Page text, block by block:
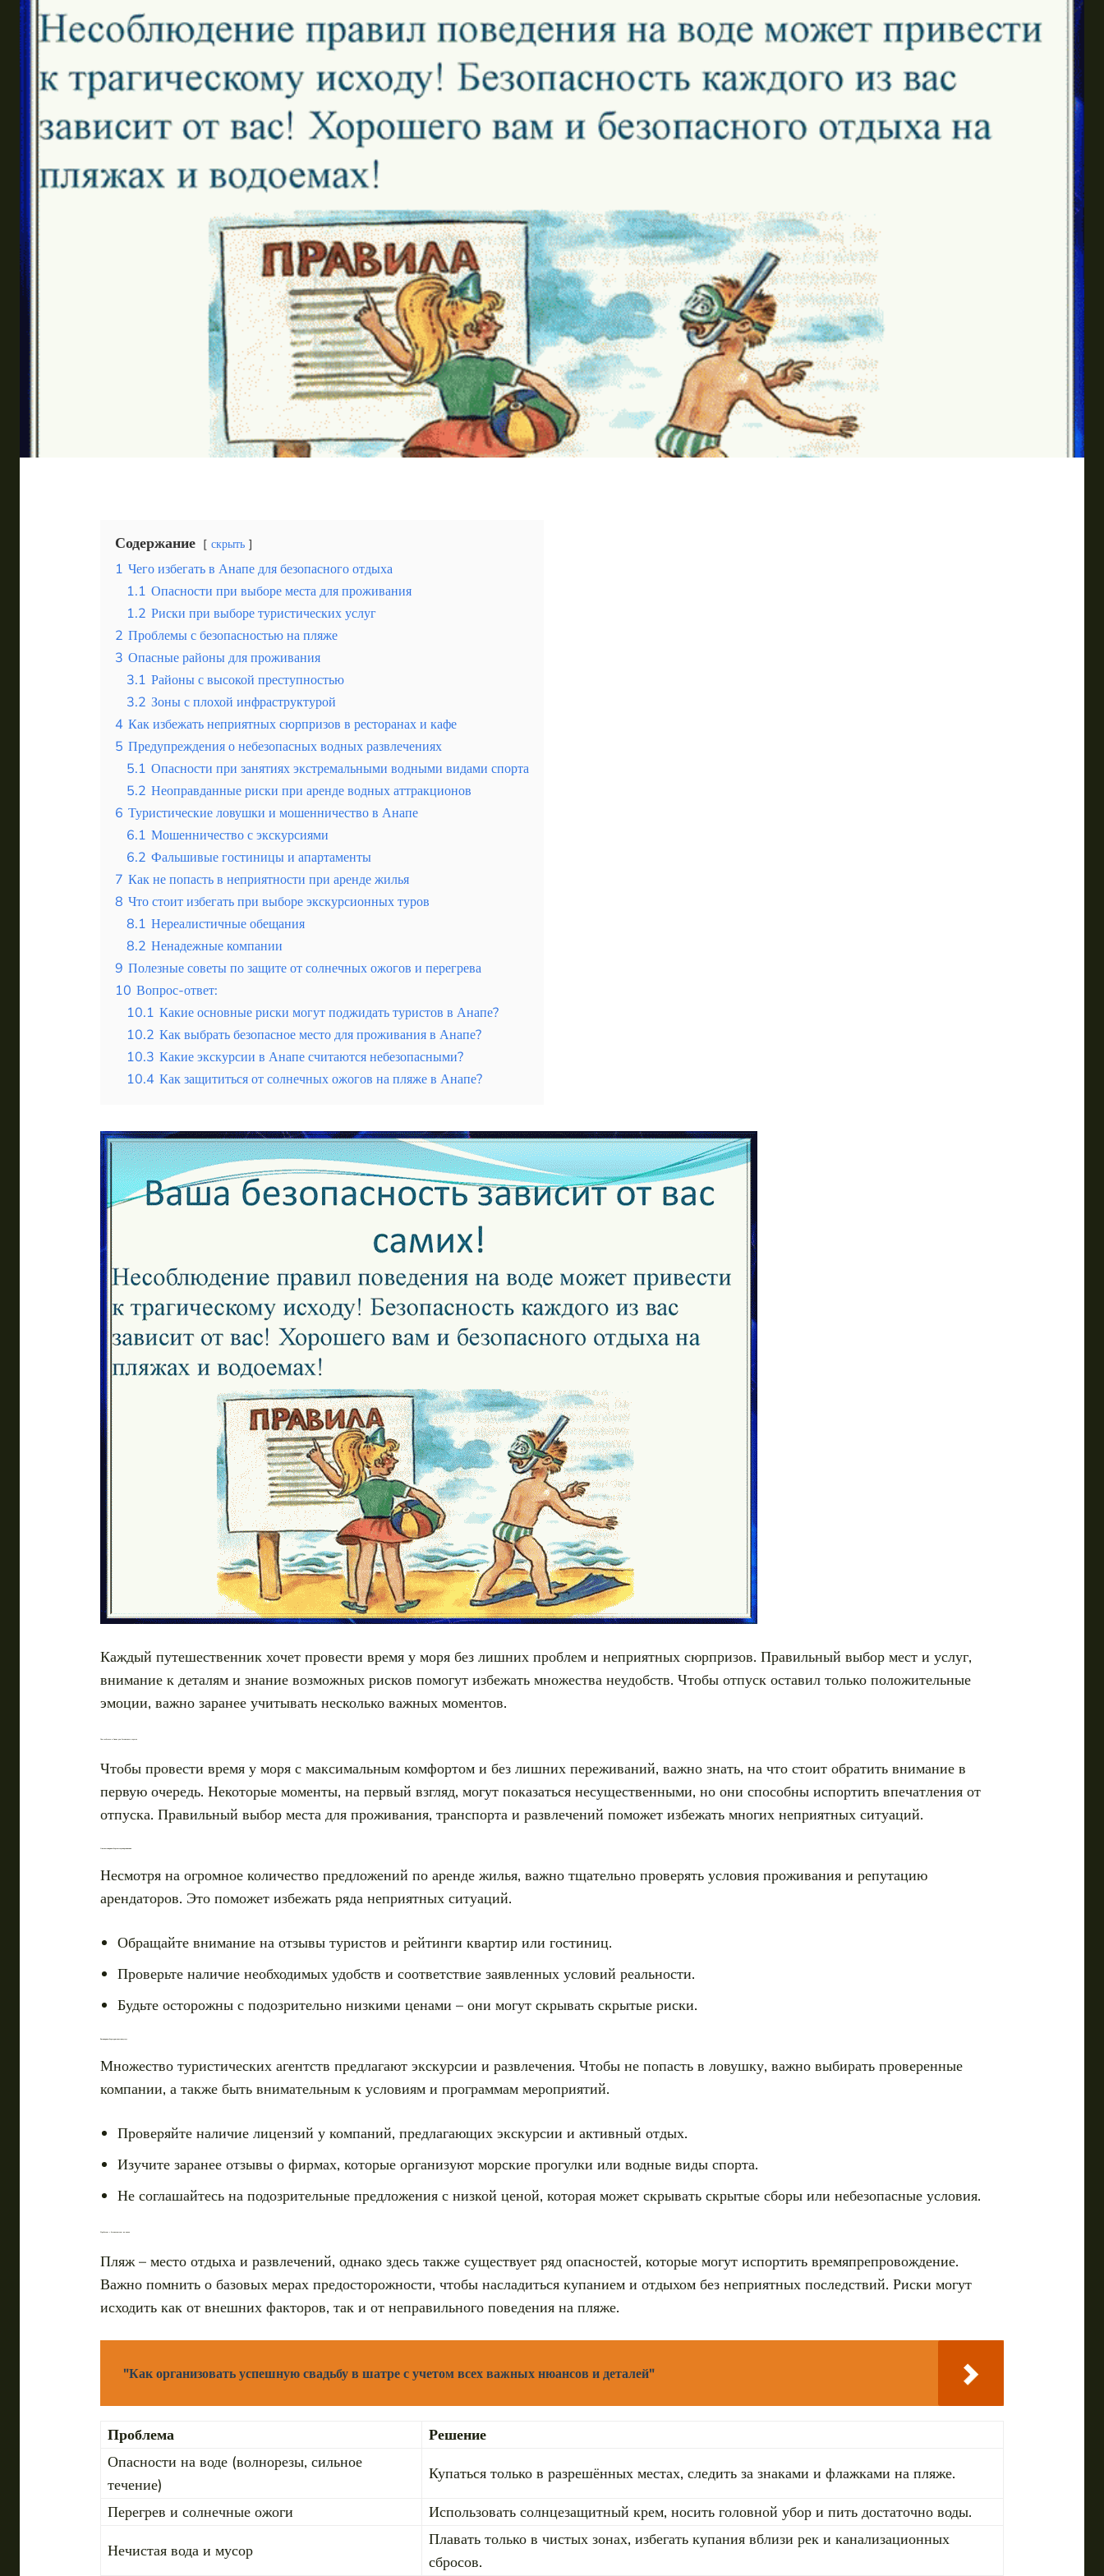
Эквадор
Топ мест отдыха
Анапа
Алтай
Калининград
Море
Нальчик привлекает иностранных туристов как идеальное место для горных путешествий
Содержание скрыть
1 Чего избегать в Анапе для безопасного отдыха
1.1 Опасности при выборе места для проживания
1.2 Риски при выборе туристических услуг
2 Проблемы с безопасностью на пляже
3 Опасные районы для проживания
3.1 Районы с высокой преступностью
3.2 Зоны с плохой инфраструктурой
4 Как избежать неприятных сюрпризов в ресторанах и кафе
5 Предупреждения о небезопасных водных развлечениях
5.1 Опасности при занятиях экстремальными водными видами спорта
5.2 Неоправданные риски при аренде водных аттракционов
6 Туристические ловушки и мошенничество в Анапе
6.1 Мошенничество с экскурсиями
6.2 Фальшивые гостиницы и апартаменты
7 Как не попасть в неприятности при аренде жилья
8 Что стоит избегать при выборе экскурсионных туров
8.1 Нереалистичные обещания
8.2 Ненадежные компании
9 Полезные советы по защите от солнечных ожогов и перегрева
10 Вопрос-ответ:
10.1 Какие основные риски могут поджидать туристов в Анапе?
10.2 Как выбрать безопасное место для проживания в Анапе?
10.3 Какие экскурсии в Анапе считаются небезопасными?
10.4 Как защититься от солнечных ожогов на пляже в Анапе?
Каждый путешественник хочет провести время у моря без лишних проблем и неприятных сюрпризов. Правильный выбор мест и услуг,
внимание к деталям и знание возможных рисков помогут избежать множества неудобств. Чтобы отпуск оставил только положительные
эмоции, важно заранее учитывать несколько важных моментов.
Чего избегать в Анапе для безопасного отдыха
Чтобы провести время у моря с максимальным комфортом и без лишних переживаний, важно знать, на что стоит обратить внимание в
первую очередь. Некоторые моменты, на первый взгляд, могут показаться несущественными, но они способны испортить впечатления от
отпуска. Правильный выбор места для проживания, транспорта и развлечений поможет избежать многих неприятных ситуаций.
Опасности при выборе места для проживания
Несмотря на огромное количество предложений по аренде жилья, важно тщательно проверять условия проживания и репутацию
арендаторов. Это поможет избежать ряда неприятных ситуаций.
Обращайте внимание на отзывы туристов и рейтинги квартир или гостиниц.
Проверьте наличие необходимых удобств и соответствие заявленных условий реальности.
Будьте осторожны с подозрительно низкими ценами – они могут скрывать скрытые риски.
Риски при выборе туристических услуг
Множество туристических агентств предлагают экскурсии и развлечения. Чтобы не попасть в ловушку, важно выбирать проверенные
компании, а также быть внимательным к условиям и программам мероприятий.
Проверяйте наличие лицензий у компаний, предлагающих экскурсии и активный отдых.
Изучите заранее отзывы о фирмах, которые организуют морские прогулки или водные виды спорта.
Не соглашайтесь на подозрительные предложения с низкой ценой, которая может скрывать скрытые сборы или небезопасные условия.
Проблемы с безопасностью на пляже
Пляж – место отдыха и развлечений, однако здесь также существует ряд опасностей, которые могут испортить времяпрепровождение.
Важно помнить о базовых мерах предосторожности, чтобы насладиться купанием и отдыхом без неприятных последствий. Риски могут
исходить как от внешних факторов, так и от неправильного поведения на пляже.
"Как организовать успешную свадьбу в шатре с учетом всех важных нюансов и деталей"
Проблема
Решение
Опасности на воде (волнорезы, сильное
течение)
Купаться только в разрешённых местах, следить за знаками и флажками на пляже.
Перегрев и солнечные ожоги
Использовать солнцезащитный крем, носить головной убор и пить достаточно воды.
Нечистая вода и мусор
Плавать только в чистых зонах, избегать купания вблизи рек и канализационных
сбросов.